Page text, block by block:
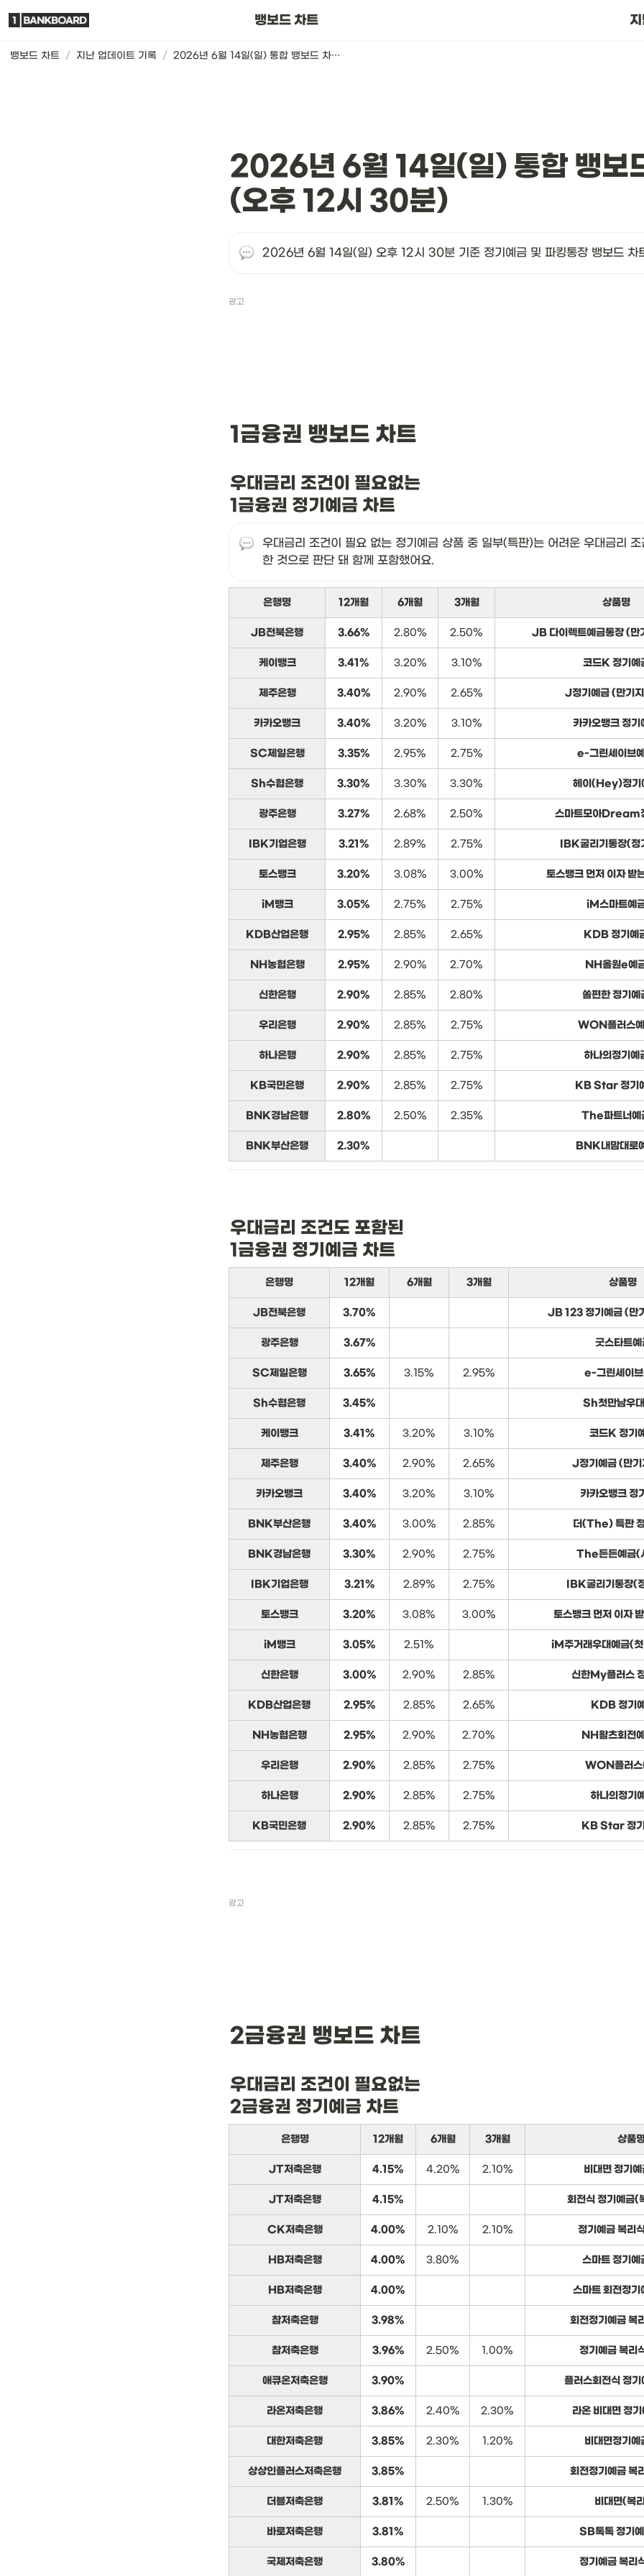
뱅보드 차트
뱅보드 차트 / 지난 업데이트 기록 / 2026년 6월 14일(일) 통합 뱅보드 차트(오후 12시 30분)
뱅보드 차트는요?
2026년 6월 14일(일) 통합 뱅보
(오후 12시 30분)
2026년 6월 14일(일) 오후 12시 30분 기준 정기예금 및 파킹통장 뱅보드 차
광고
1금융권 뱅보드 차트
우대금리 조건이 필요없는
1금융권 정기예금 차트
우대금리 조건이 필요 없는 정기예금 상품 중 일부(특판)는 어려운 우대금리
한 것으로 판단 돼 함께 포함했어요.
은행명 12개월 6개월 3개월 상품명
JB전북은행 3.66% 2.80% 2.50% JB 다이렉트예금통장 (만
케이뱅크 3.41% 3.20% 3.10% 코드K 정기예
제주은행 3.40% 2.90% 2.65% J정기예금 (만기
카카오뱅크 3.40% 3.20% 3.10% 카카오뱅크 정기
SC제일은행 3.35% 2.95% 2.75% e-그린세이브
Sh수협은행 3.30% 3.30% 3.30% 헤이(Hey)정기
광주은행 3.27% 2.68% 2.50% 스마트모아Dream
IBK기업은행 3.21% 2.89% 2.75% IBK굴리기통장(정
토스뱅크 3.20% 3.08% 3.00% 토스뱅크 먼저 이자 받
iM뱅크 3.05% 2.75% 2.75% iM스마트예
KDB산업은행 2.95% 2.85% 2.65% KDB 정기예
NH농협은행 2.95% 2.90% 2.70% NH올원e예
신한은행 2.90% 2.85% 2.80% 쏠편한 정기예
우리은행 2.90% 2.85% 2.75% WON플러스
하나은행 2.90% 2.85% 2.75% 하나의정기예
KB국민은행 2.90% 2.85% 2.75% KB Star 정기
BNK경남은행 2.80% 2.50% 2.35% The파트너예
BNK부산은행 2.30% BNK내맘대로
우대금리 조건도 포함된
1금융권 정기예금 차트
은행명 12개월 6개월 3개월 상품명
JB전북은행 3.70% JB 123 정기예금 (만
광주은행 3.67% 굿스타트예
SC제일은행 3.65% 3.15% 2.95% e-그린세이
Sh수협은행 3.45% Sh첫만남우
케이뱅크 3.41% 3.20% 3.10% 코드K 정기
제주은행 3.40% 2.90% 2.65% J정기예금 (만기
카카오뱅크 3.40% 3.20% 3.10% 카카오뱅크 정
BNK부산은행 3.40% 3.00% 2.85% 더(The) 특판
BNK경남은행 3.30% 2.90% 2.75% The든든예금(
IBK기업은행 3.21% 2.89% 2.75% IBK굴리기통장(
토스뱅크 3.20% 3.08% 3.00% 토스뱅크 먼저 이자
iM뱅크 3.05% 2.51% iM주거래우대예금(
신한은행 3.00% 2.90% 2.85% 신한My플러스
KDB산업은행 2.95% 2.85% 2.65% KDB 정기
NH농협은행 2.95% 2.90% 2.70% NH왈츠회전예
우리은행 2.90% 2.85% 2.75% WON플러스
하나은행 2.90% 2.85% 2.75% 하나의정기
KB국민은행 2.90% 2.85% 2.75% KB Star 정
광고
2금융권 뱅보드 차트
우대금리 조건이 필요없는
2금융권 정기예금 차트
은행명 12개월 6개월 3개월 상품
JT저축은행 4.15% 4.20% 2.10% 비대면 정기
JT저축은행 4.15% 회전식 정기예금(
CK저축은행 4.00% 2.10% 2.10% 정기예금 복리
HB저축은행 4.00% 3.80% 스마트 정기예
HB저축은행 4.00% 스마트 회전정기
참저축은행 3.98% 회전정기예금 복
참저축은행 3.96% 2.50% 1.00% 정기예금 복리
애큐온저축은행 3.90% 플러스회전식 정
라온저축은행 3.86% 2.40% 2.30% 라온 비대면 정
대한저축은행 3.85% 2.30% 1.20% 비대면정기예
상상인플러스저축은행 3.85% 회전정기예금 복
더블저축은행 3.81% 2.50% 1.30% 비대면(복
바로저축은행 3.81% SB톡톡 정기
국제저축은행 3.80% 정기예금 복리